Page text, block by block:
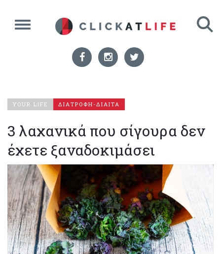
YOUR LIFE ΔΙΑΤΡΟΦΗ-ΔΙΑΙΤΑ
3 λαχανικά που σίγουρα δεν
έχετε ξαναδοκιμάσει